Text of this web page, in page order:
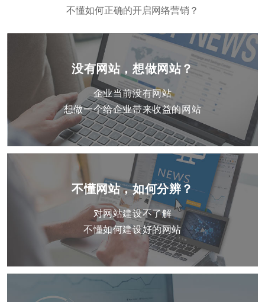
不懂如何正确的开启网络营销？
没有网站，想做网站？
企业当前没有网站
想做一个给企业带来收益的网站
不懂网站，如何分辨？
对网站建设不了解
不懂如何建设好的网站